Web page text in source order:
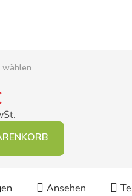
wählen
Ansehen